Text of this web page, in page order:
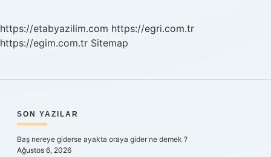
https://etabyazilim.com https://egri.com.tr
https://egim.com.tr Sitemap
SIDEBAR
SON YAZILAR
Baş nereye giderse ayakta oraya gider ne demek ?
Ağustos 6, 2026